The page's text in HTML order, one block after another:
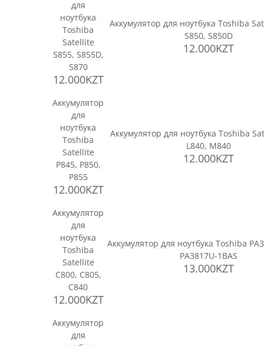
для
ноутбука
Toshiba
Satellite
S855, S855D,
S870
12.000KZT
Аккумулятор для ноутбука Toshiba
S850, S850D
12.000KZT
Аккумулятор
для
ноутбука
Toshiba
Satellite
P845, P850,
P855
12.000KZT
Аккумулятор для ноутбука Toshiba
L840, M840
12.000KZT
Аккумулятор
для
ноутбука
Toshiba
Satellite
C800, C805,
C840
12.000KZT
Аккумулятор для ноутбука Toshiba
PA3817U-1BAS
13.000KZT
Аккумулятор
для